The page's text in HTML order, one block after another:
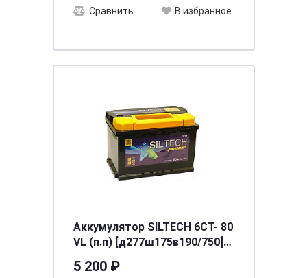
Сравнить В избранное
Аккумулятор SILTECH 6СТ- 80
VL (п.п) [д277ш175в190/750]
5 200 ₽